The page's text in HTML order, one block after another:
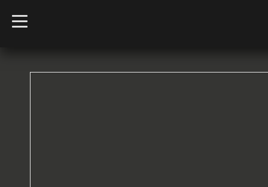
t
o